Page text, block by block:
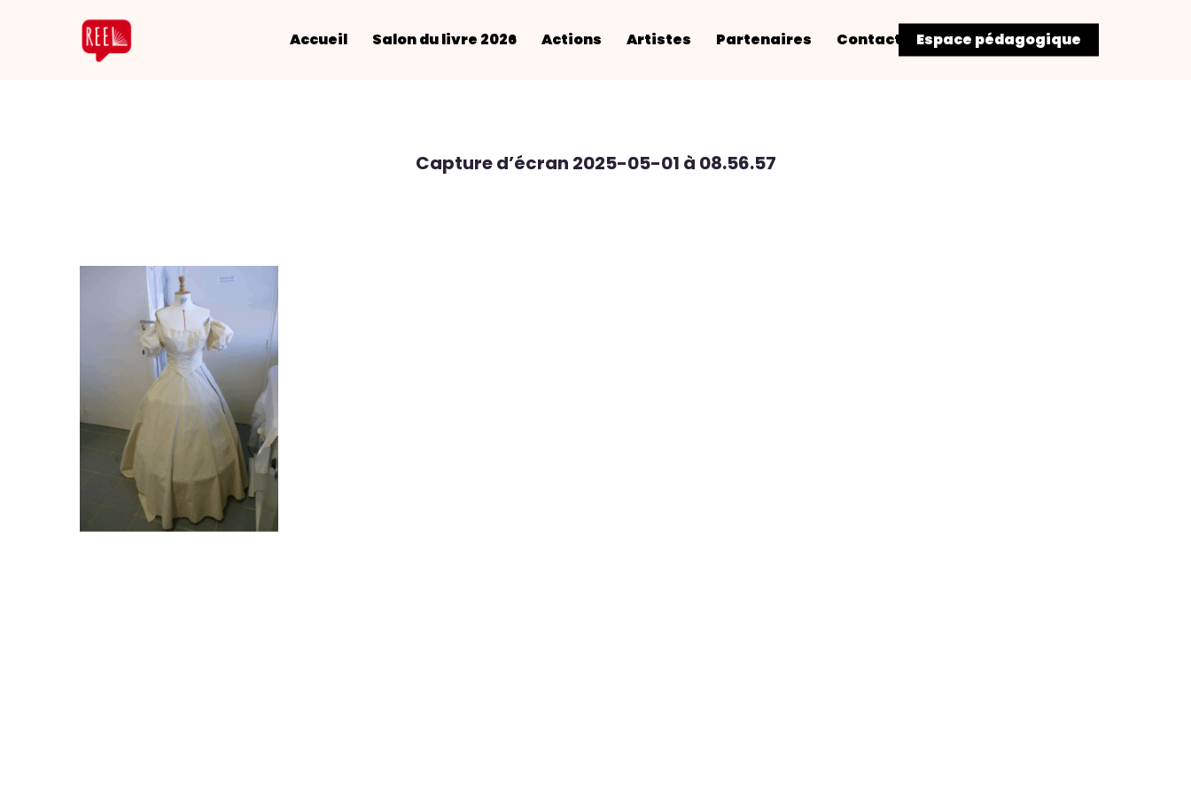
Accueil Salon du livre 2026 Actions Artistes Partenaires Contact Espace pédagogique
Capture d’écran 2025-05-01 à 08.56.57